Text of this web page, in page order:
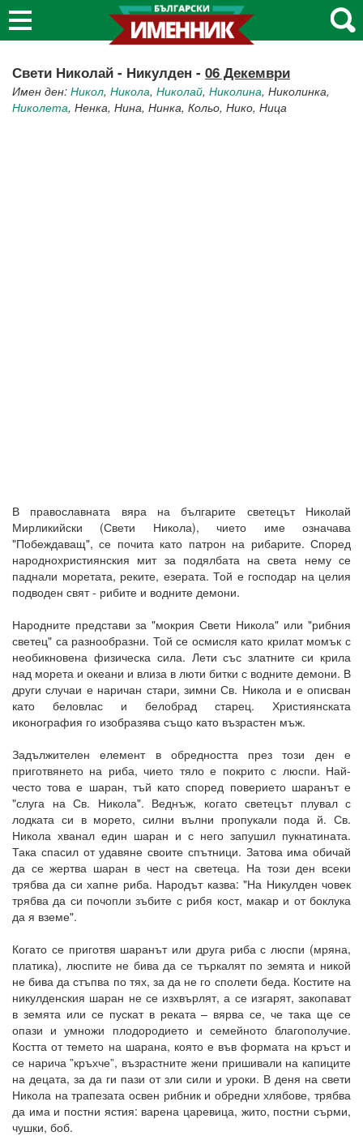
Свети Николай - Никулден - 06 Декември
Имен ден: Никол, Никола, Николай, Николина, Николинка,
Николета, Ненка, Нина, Нинка, Кольо, Нико, Ница
В православната вяра на българите светецът Николай
Мирликийски (Свети Никола), чието име означава
"Побеждаващ", се почита като патрон на рибарите. Според
народнохристиянския мит за подялбата на света нему се
паднали моретата, реките, езерата. Той е господар на целия
подводен свят - рибите и водните демони.
Народните представи за "мокрия Свети Никола" или "рибния
светец" са разнообразни. Той се осмисля като крилат момък с
необикновена физическа сила. Лети със златните си крила
над морета и океани и влиза в люти битки с водните демони. В
други случаи е наричан стари, зимни Св. Никола и е описван
като беловлас и белобрад старец. Християнската
иконография го изобразява също като възрастен мъж.
Задължителен елемент в обредността през този ден е
приготвянето на риба, чието тяло е покрито с люспи. Най-
често това е шаран, тъй като според поверието шаранът е
"слуга на Св. Никола". Веднъж, когато светецът плувал с
лодката си в морето, силни вълни пропукали пода й. Св.
Никола хванал един шаран и с него запушил пукнатината.
Така спасил от удавяне своите спътници. Затова има обичай
да се жертва шаран в чест на светеца. На този ден всеки
трябва да си хапне риба. Народът казва: "На Никулден човек
трябва да си почопли зъбите с рибя кост, макар и от боклука
да я вземе".
Когато се приготвя шаранът или друга риба с люспи (мряна,
платика), люспите не бива да се търкалят по земята и никой
не бива да стъпва по тях, за да не го сполети беда. Костите на
никулденския шаран не се изхвърлят, а се изгарят, закопават
в земята или се пускат в реката – вярва се, че така ще се
опази и умножи плодородието и семейното благополучие.
Костта от темето на шарана, която е във формата на кръст и
се нарича ”кръхче”, възрастните жени пришивали на капиците
на децата, за да ги пази от зли сили и уроки. В деня на свети
Никола на трапезата освен рибник и обредни хлябове, трябва
да има и постни ястия: варена царевица, жито, постни сърми,
чушки, боб.